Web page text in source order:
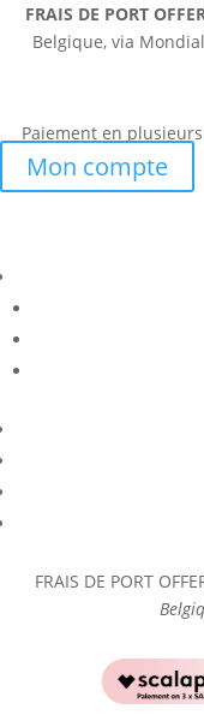
FRAIS DE PORT
Belgique, via
Paiement en
Mon compte
FRAIS DE PORT